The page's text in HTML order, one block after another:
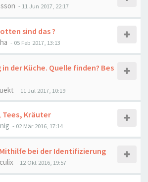
- 11 Jun 2017, 22:17
sind das ?
- 05 Feb 2017, 13:13
der Küche. Quelle finden? Bes
- 11 Jul 2017, 10:19
Tees, Kräuter
- 02 Mär 2016, 17:14
bei der Identifizierung
- 12 Okt 2016, 19:57